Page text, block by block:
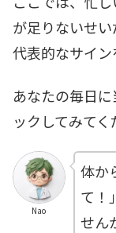
が足りないせ
代表的なサイン
あなたの毎日
ックしてみてく
Nao
体か
て！
せん